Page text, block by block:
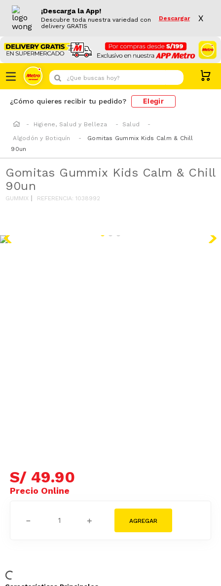
¡Descarga la App!
Descubre toda nuestra variedad con
delivery GRATIS
Descargar X
¿Que buscas hoy?
¿Cómo quieres recibir tu pedido? Elegir
Higiene, Salud y Belleza
Salud
Algodón y Botiquín
Gomitas Gummix Kids Calm & Chill
90un
Gomitas Gummix Kids Calm & Chill
90un
GUMMIX REFERENCIA:1038992
S/ 49.90
＋
－